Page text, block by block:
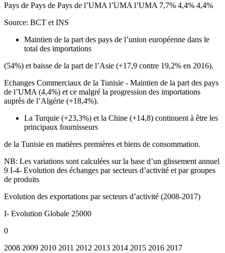
Pays de Pays de Pays de l’UMA l’UMA l’UMA 7,7% 4,4% 4,4%
Source: BCT et INS
Maintien de la part des pays de l’union européenne dans le
total des importations
(54%) et baisse de la part de l’Asie (+17,9 contre 19,2% en 2016).
Echanges Commerciaux de la Tunisie - Maintien de la part des pays
de l’UMA (4,4%) et ce malgré la progression des importations
auprès de l’Algérie (+18,4%).
La Turquie (+23,3%) et la Chine (+14,8) continuent à être les
principaux fournisseurs
de la Tunisie en matières premières et biens de consommation.
NB: Les variations sont calculées sur la base d’un glissement annuel
9 I-4- Evolution des échanges par secteurs d’activité et par groupes
de produits
Evolution des exportations par secteurs d’activité (2008-2017)
I- Evolution Globale 25000
0
2008 2009 2010 2011 2012 2013 2014 2015 2016 2017